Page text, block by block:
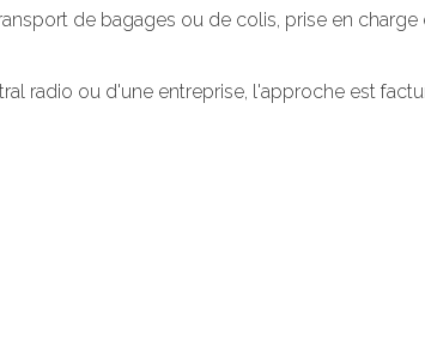
de bagages ou de colis, prise en
radio ou d'une entreprise, l'approche est